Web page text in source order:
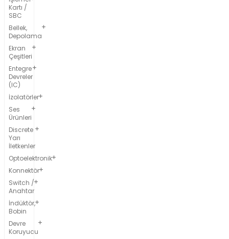
Kartı /
SBC
Bellek,
Depolama
Ekran
Çeşitleri
Entegre
Devreler
(IC)
İzolatörler
Ses
Ürünleri
Discrete
Yarı
İletkenler
Optoelektronik
Konnektör
Switch /
Anahtar
İndüktör,
Bobin
Devre
Koruyucu